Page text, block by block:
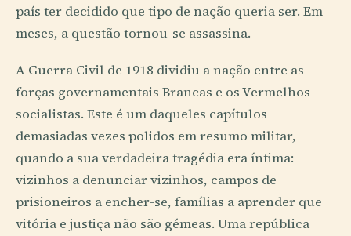
país ter decidido que tipo de nação queria ser. Em
meses, a questão tornou-se assassina.
A Guerra Civil de 1918 dividiu a nação entre as
forças governamentais Brancas e os Vermelhos
socialistas. Este é um daqueles capítulos
demasiadas vezes polidos em resumo militar,
quando a sua verdadeira tragédia era íntima:
vizinhos a denunciar vizinhos, campos de
prisioneiros a encher-se, famílias a aprender que
vitória e justiça não são gémeas. Uma república